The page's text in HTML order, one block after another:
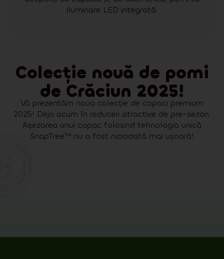
iluminare LED integrată.
Colecție nouă de pomi
de Crăciun 2025!
Vă prezentăm noua colecție de copaci premium
2025! Deja acum în reduceri atractive de pre-sezon.
Așezarea unui copac folosind tehnologia unică
SnapTree™ nu a fost niciodată mai ușoară!